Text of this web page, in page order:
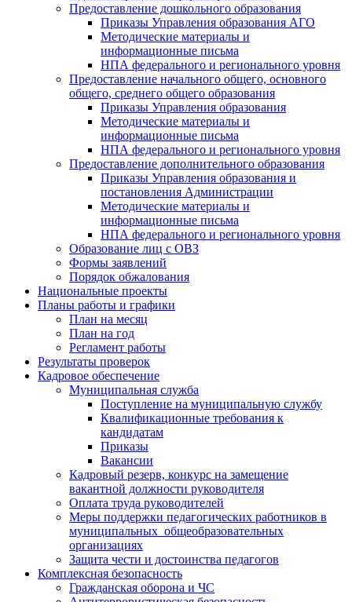
Предоставление дошкольного образования
Приказы Управления образования АГО
Методические материалы и
информационные письма
НПА федерального и регионального уровня
Предоставление начального общего, основного
общего, среднего общего образования
Приказы Управления образования
Методические материалы и
информационные письма
НПА федерального и регионального уровня
Предоставление дополнительного образования
Приказы Управления образования и
постановления Администрации
Методические материалы и
информационные письма
НПА федерального и регионального уровня
Образование лиц с ОВЗ
Формы заявлений
Порядок обжалования
Национальные проекты
Планы работы и графики
План на месяц
План на год
Регламент работы
Результаты проверок
Кадровое обеспечение
Муниципальная служба
Поступление на муниципальную службу
Квалификационные требования к
кандидатам
Приказы
Вакансии
Кадровый резерв, конкурс на замещение
вакантной должности руководителя
Оплата труда руководителей
Меры поддержки педагогических работников в
муниципальных общеобразовательных
организациях
Защита чести и достоинства педагогов
Комплексная безопасность
Гражданская оборона и ЧС